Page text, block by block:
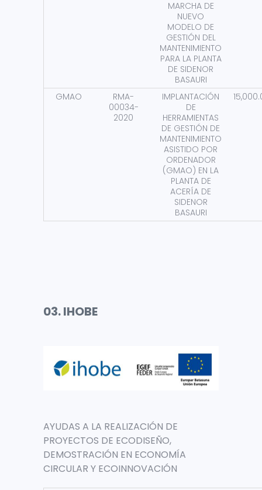
MARCHA DE
NUEVO
MODELO DE
GESTIÓN DEL
MANTENIMIENTO
PARA LA PLANTA
DE SIDENOR
BASAURI
GMAO
RMA-
00034-
2020
IMPLANTACIÓN
DE
HERRAMIENTAS
DE GESTIÓN DE
MANTENIMIENTO
ASISTIDO POR
ORDENADOR
(GMAO) EN LA
PLANTA DE
ACERÍA DE
SIDENOR
BASAURI
03. IHOBE
AYUDAS A LA REALIZACIÓN DE
PROYECTOS DE ECODISEÑO,
DEMOSTRACIÓN EN ECONOMÍA
CIRCULAR Y ECOINNOVACIÓN